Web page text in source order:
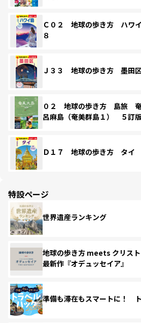
Ｃ０２ 地球の歩き方 ハワ
８
Ｊ３３ 地球の歩き方 墨田
０２ 地球の歩き方 島旅
呂麻島（奄美群島１） ５訂版
Ｄ１７ 地球の歩き方 タイ
特設ページ
世界遺産ランキング
地球の歩き方 meets クリス
最新作『オデュッセイア』
準備も滞在もスマートに！